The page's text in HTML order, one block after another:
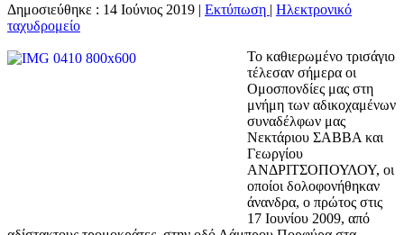
Δημοσιεύθηκε : 14 Ιούνιος 2019 | Εκτύπωση | Ηλεκτρονικό
ταχυδρομείο
Το καθιερωμένο τρισάγιο
τέλεσαν σήμερα οι
Ομοσπονδίες μας στη
μνήμη των αδικοχαμένων
συναδέλφων μας
Νεκτάριου ΣΑΒΒΑ και
Γεωργίου
ΑΝΔΡΙΤΣΟΠΟΥΛΟΥ, οι
οποίοι δολοφονήθηκαν
άνανδρα, ο πρώτος στις
17 Ιουνίου 2009, από